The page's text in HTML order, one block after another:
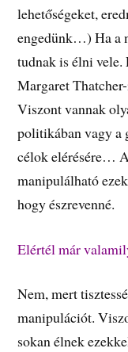
lehetőségeket,
engedünk…) Ha a
tudnak is élni vele.
Margaret
Viszont vannak
politikában vagy a
célok elérésére…
manipulálható
hogy észrevenné.
Elértél már
Nem, mert
manipulációt.
sokan élnek